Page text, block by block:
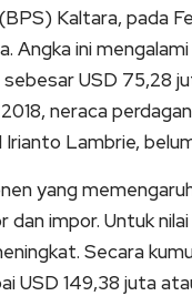
Kaltara, pada
ini
USD 75,28
neraca
Lambrie,
yang
dan impor. Untuk
Secara
USD 149,38 juta